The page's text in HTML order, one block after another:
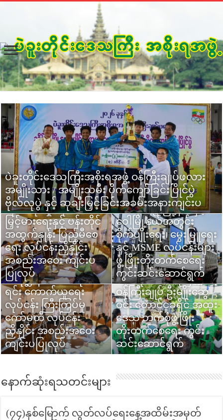
ပဲခူးတိုင်းဒေသကြီးအစိုးရအဖွဲ့ ဝန်ကြီးချုပ်ဖလား
အမျိုးသား / အမျိုးသမီး ပိုက်ကျော်ခြင်းပြိုင်ပွဲ
ဗိုလ်လုပွဲ နှင့် ဆုချီးမြှင့်ခြင်းအခမ်းအနားကျင်းပ
ပဲခူးတိုင်းဒေသကြီး
အတွင်း စိုက်ပျိုး
ထုတ်လုပ်မှု တိုးတက်
မြှင့်မားရေးနှင့် ပန်းတိုင်
အထွက်နှုန်း ပြည့်မီစေ
ရေး လုပ်ငန်းညှိနှိုင်း
အစည်းအဝေး ကျင်းပ
ပြုလုပ်
ပဲခူးတိုင်းဒေသကြီး
ဝန်ကြီးချုပ် ဦးမျိုးဆွေ
ဝင်း ဒိုက်ဦးမြို့နယ်နှင့်
ဝေါမြို့နယ်အတွင်း
စိုက်ပျိုးရေး၊ မွေးမြူရေး
နှင့် MSME လုပ်ငန်းများ
ဖွံ့ဖြိုးတိုးတက်စေရေး
ကွင်းဆင်းဆောင်ရွက်
ပဲခူးတိုင်းဒေသကြီး
တိရစ္ဆာန်ကောင်ရေစာ
ရင်း ကောက်ယူရေး
လုပ်ငန်း ကြီးကြပ်မှု
ကော်မတီ လုပ်ငန်း
ညှိနှိုင်း အစည်းအဝေး
ကျင်းပပြုလုပ်
ပဲခူးတိုင်းဒေသကြီး
ဝန်ကြီးချုပ် ဦးမျိုးဆွေ
ဝင်း တောင်ငူခရိုင် အထူး
ဒေသ ဘက်စုံဖွံ့ဖြိုး
တိုးတက်စေရေး ကွင်း
ဆင်းဆောင်ရွက်
ပဲခူးတိုင်းဒေသကြီးဝန်ကြီးချုပ် ဦးမျိုးဆွေဝင်း
စိုက်ပျိုးစွမ်းအားတိုးတက်မြင့်မားစေရေး ကွင်းဆင်း
ဆောင်ရွက်
ပဲခူးတိုင်းဒေသကြီး
ဝန်ကြီးချုပ် ဦးမျိုးဆွေ
ဝင်း အမြန်သွားရေယာဉ်
(Fiber Glass Boat)
လွှဲပြောင်းပေးအပ်
ပဲခူးတိုင်းဒေသကြီး
ဝန်ကြီးချုပ် ဦးမျိုးဆွေ
ဝင်း ပြည်မြို့နယ်အတွင်း
စိုက်ပျိုးရေးနှင့်
ပတ်သက်သည့် စက်မှု၊
လက်မှု ကုန်ထုတ်လုပ်
ငန်းများ ဖွံ့ဖြိုးတိုးတက်
စေရေး ကွင်းဆင်း
ဆောင်ရွက်
နိုင်ငံတော်အစိုးရသစ်၏
ရက်(၁၀၀)စီမံချက်ဖြင့်
ပြည်မြို့၌ ရန်ကုန်-ပြည်
ရထားလမ်းပိုင်းတွင်
အမှတ်(၇၃) အဆန်/
အမှတ်(၇၄)အစုန်အဖြစ်
ခေတ်မီ DEMU ရထားတွဲ
ဆိုင်းအသစ်များဖြင့်
စတင်ပြေးဆွဲခြင်း ဖွင့်ပွဲ
အခမ်းအနား ကျင်းပ
ပြုလုပ်
ပဲခူးတိုင်းဒေသကြီး
ဝန်ကြီးချုပ် ဦးမျိုးဆွေ
ဝင်း ပဲခူးတိုင်း(အနောက်
ခြမ်း)စိုက်ပျိုးရေး၊
မွေးမြူရေးနှင့်ဒေသ
ဖွံ့ဖြိုးရေးလုပ်ငန်းများ
ကွင်းဆင်းကြည့်ရှု
စစ်ဆေး
နောက်ဆုံးရသတင်းများ
(၇၄)နှစ်မြောက် လွတ်လပ်ရေးနေ့အထိမ်းအမှတ်